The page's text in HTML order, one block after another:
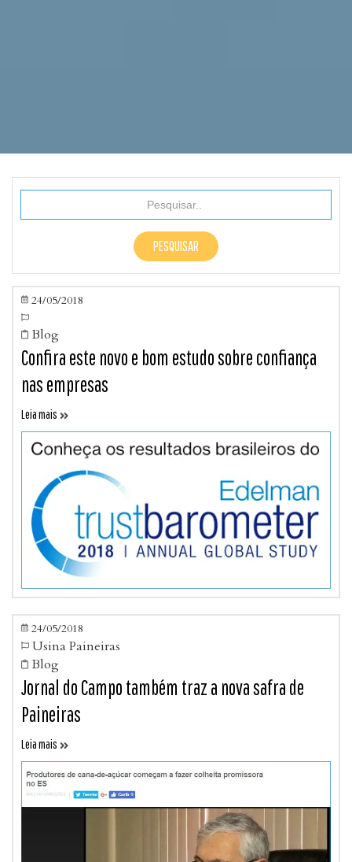
 24/05/2018

 Blog
Confira este novo e bom estudo sobre confiança
nas empresas
Leia mais 
 24/05/2018
 Usina Paineiras
 Blog
Jornal do Campo também traz a nova safra de
Paineiras
Leia mais 